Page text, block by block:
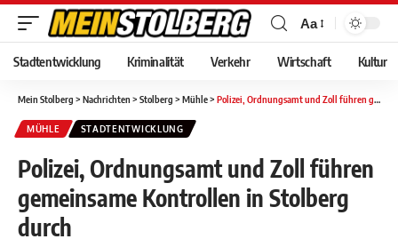
Aa
Stadtentwicklung Kriminalität Verkehr Wirtschaft Kultur
Mein Stolberg > Nachrichten > Stolberg > Mühle> Polizei, Ordnungsamt und Zoll führen gemeinsame Kontrollen in Stolberg durch
MÜHLE STADTENTWICKLUNG
Polizei, Ordnungsamt und Zoll führen
gemeinsame Kontrollen in Stolberg
durch